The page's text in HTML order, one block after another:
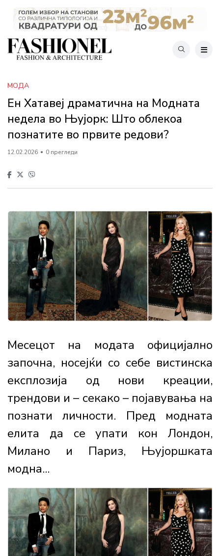
МОДА
Ен Хатавеј драматична на Модната
недела во Њујорк: Што облекоа
познатите во првите редови?
12.02.2026 0 прегледи
Месецот на модата официјално
започна, носејќи со себе вистинска
експлозија од нови креации,
трендови и – секако – појавувања на
познати личности. Пред модната
елита да се упати кон Лондон,
Милано и Париз, Њујоршката
модна...